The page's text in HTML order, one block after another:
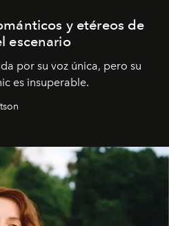
y etéreos de
escenario
por su voz única, pero su
es insuperable.